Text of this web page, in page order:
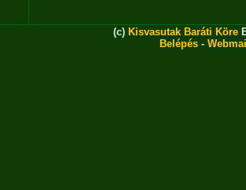
(c) Kisvasutak Baráti Köre
Belépés -